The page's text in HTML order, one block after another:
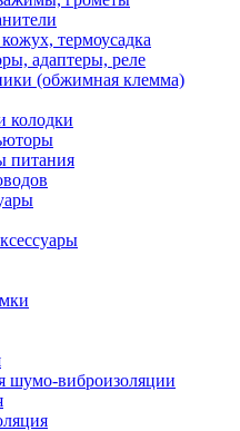
термоусадка
адаптеры, реле
(обжимная клемма)
колодки
питания
шумо-виброизоляции